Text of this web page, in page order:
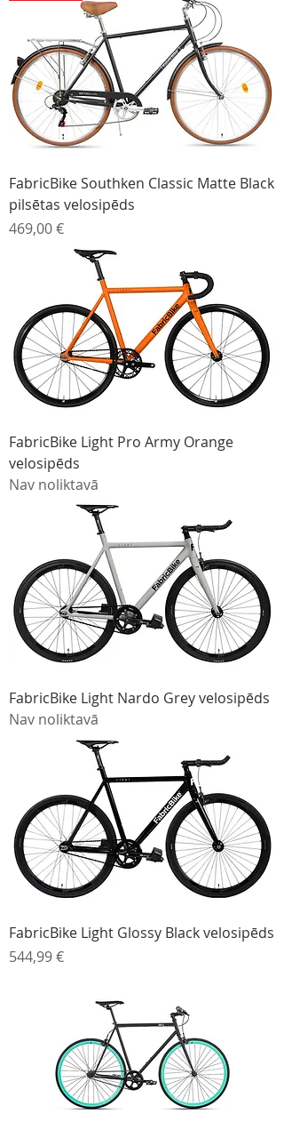
FabricBike Southken Classic Matte Black
pilsētas velosipēds
Cena
469,00 €
FabricBike Light Pro Army Orange
velosipēds
Nav noliktavā
FabricBike Light Nardo Grey velosipēds
Nav noliktavā
FabricBike Light Glossy Black velosipēds
Cena
544,99 €